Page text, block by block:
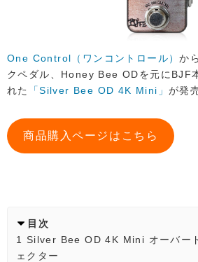
One Control（ワンコントロール）か
クペダル、Honey Bee ODを元にBJF
れた
「Silver Bee OD 4K Mini」が発
商品購入ページはこちら
目次
1 Silver Bee OD 4K Mini オーバー
ェクター